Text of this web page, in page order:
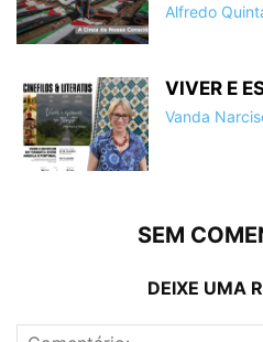
Alfredo
VIVER E
Vanda
SEM
DEIXE UMA